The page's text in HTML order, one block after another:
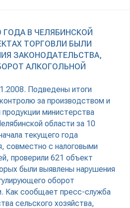
ГОДА В ЧЕЛЯБИНСКОЙ
ТОРГОВЛИ БЫЛИ
ЗАКОНОДАТЕЛЬСТВА,
АЛКОГОЛЬНОЙ
Подведены итоги
за производством и
министерства
области за 10
текущего года
совместно с налоговыми
проверили 621 объект
были выявлены нарушения
оборот
Как сообщает пресс-служба
сельского хозяйства,